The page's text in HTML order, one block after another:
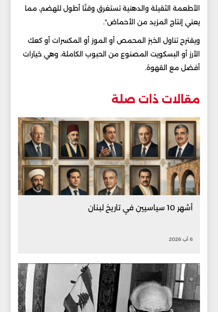
الأطعمة ‏الثقيلة والدهنية تستغرق وقتًا أطول للهضم، مما
يعني إنتاج ‏المزيد من الأحماض". ‏
ويقترح تناول الخبز المحمص أو الموز أو المكسرات أو كعك
‏الأرز أو البسكويت المصنوع من الحبوب الكاملة، وهي ‏خيارات
أفضل مع القهوة.‏
مقالات ذات صلة
أشهر 10 سياسيين في تاريخ لبنان
6 آب 2026